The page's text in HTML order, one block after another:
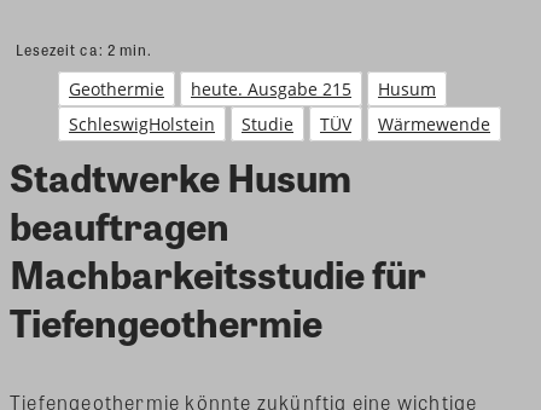
Lesezeit ca: 2 min.
Geothermie heute. Ausgabe 215
Husum
SchleswigHolstein
Studie TÜV Wärmewende
Stadtwerke Husum
beauftragen
Machbarkeitsstudie für
Tiefengeothermie
Tiefengeothermie könnte zukünftig eine wichtige